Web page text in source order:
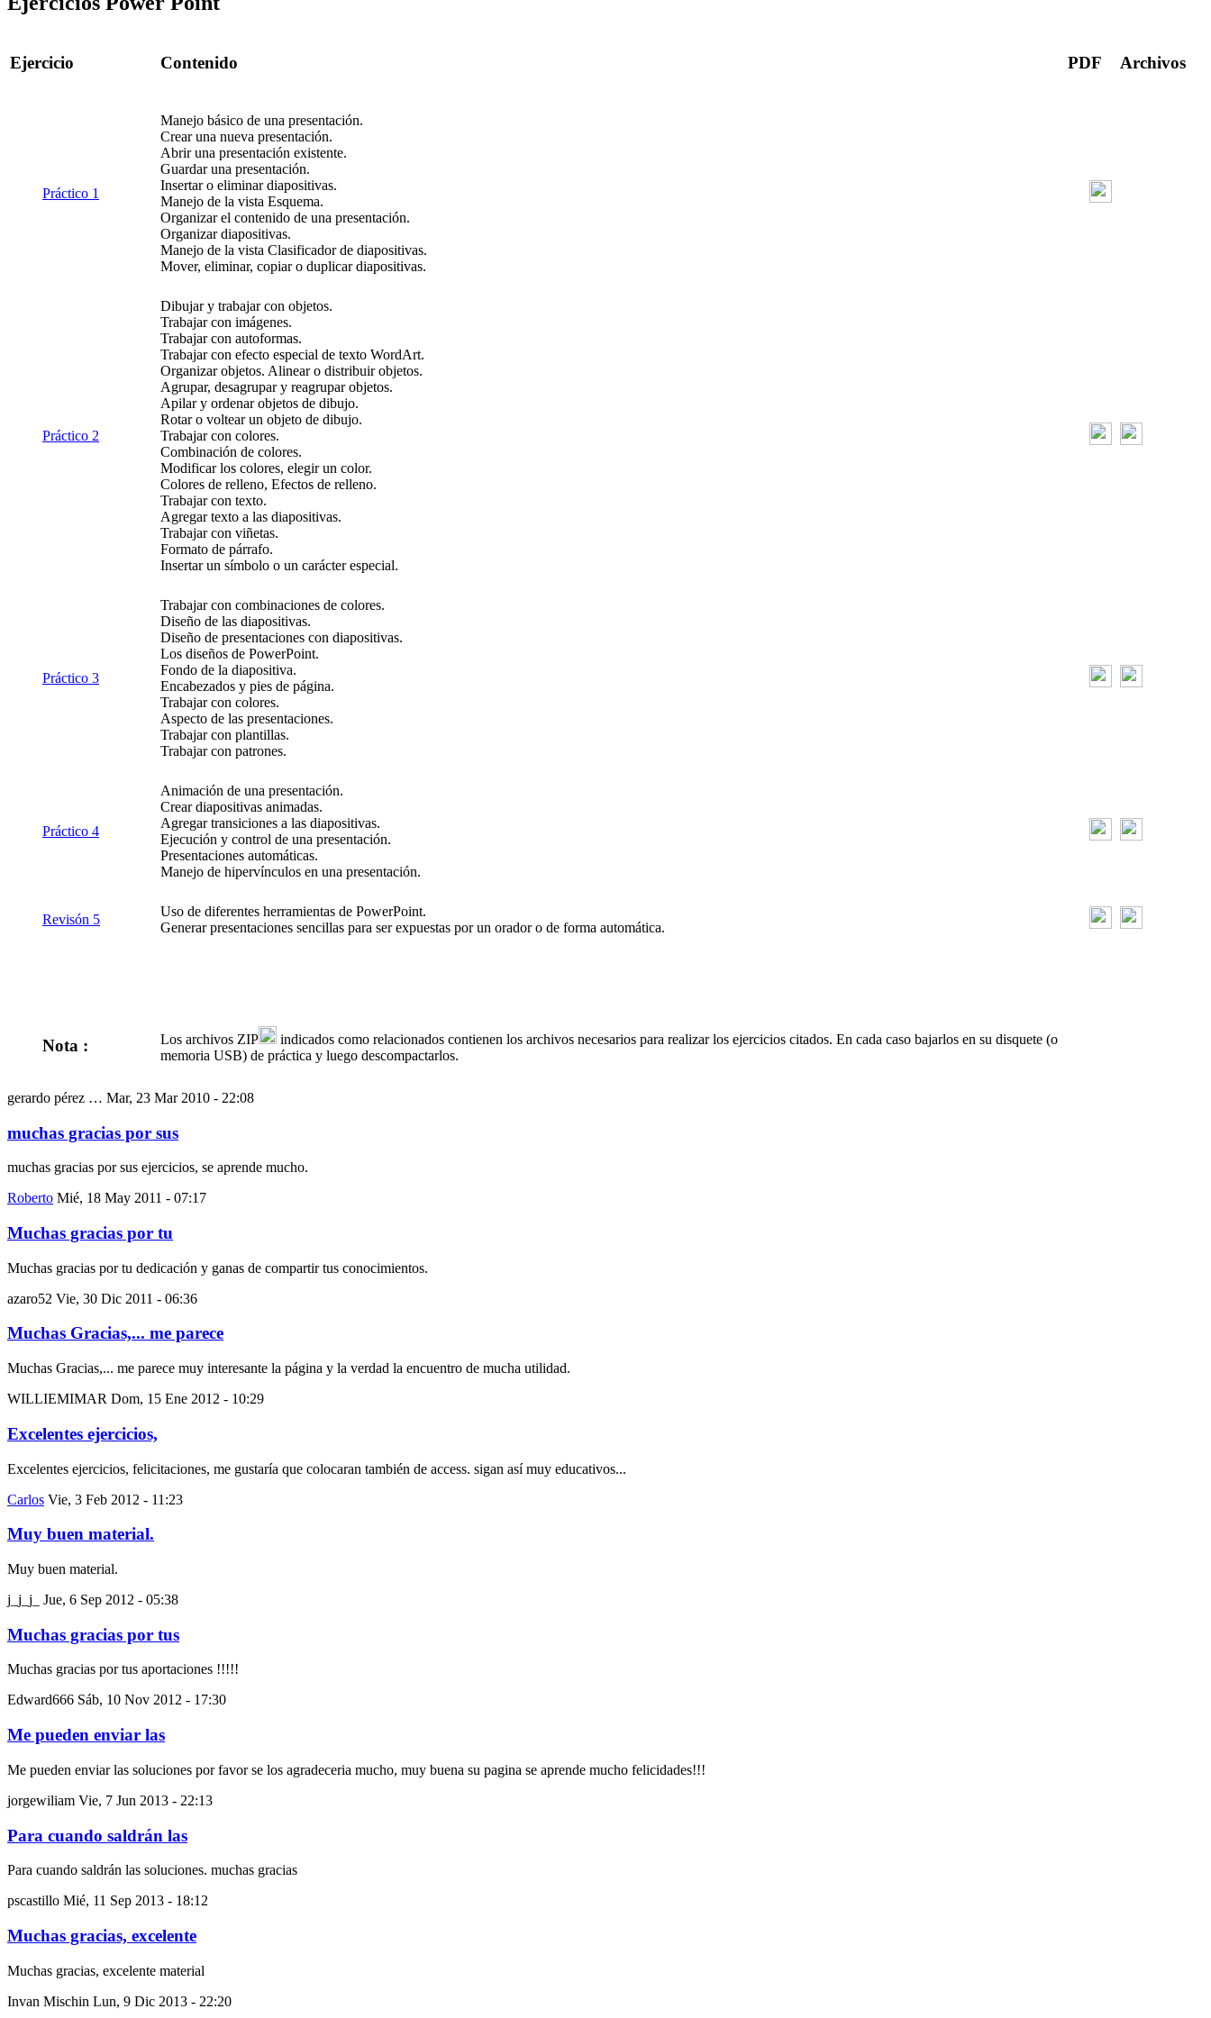
Ejercicio Contenido PDF Archivos
Práctico 1
Manejo básico de una presentación.
Crear una nueva presentación.
Abrir una presentación existente.
Guardar una presentación.
Insertar o eliminar diapositivas.
Manejo de la vista Esquema.
Organizar el contenido de una presentación.
Organizar diapositivas.
Manejo de la vista Clasificador de diapositivas.
Mover, eliminar, copiar o duplicar diapositivas.
Práctico 2
Dibujar y trabajar con objetos.
Trabajar con imágenes.
Trabajar con autoformas.
Trabajar con efecto especial de texto WordArt.
Organizar objetos. Alinear o distribuir objetos.
Agrupar, desagrupar y reagrupar objetos.
Apilar y ordenar objetos de dibujo.
Rotar o voltear un objeto de dibujo.
Trabajar con colores.
Combinación de colores.
Modificar los colores, elegir un color.
Colores de relleno, Efectos de relleno.
Trabajar con texto.
Agregar texto a las diapositivas.
Trabajar con viñetas.
Formato de párrafo.
Insertar un símbolo o un carácter especial.
Práctico 3
Trabajar con combinaciones de colores.
Diseño de las diapositivas.
Diseño de presentaciones con diapositivas.
Los diseños de PowerPoint.
Fondo de la diapositiva.
Encabezados y pies de página.
Trabajar con colores.
Aspecto de las presentaciones.
Trabajar con plantillas.
Trabajar con patrones.
Práctico 4
Animación de una presentación.
Crear diapositivas animadas.
Agregar transiciones a las diapositivas.
Ejecución y control de una presentación.
Presentaciones automáticas.
Manejo de hipervínculos en una presentación.
Revisón 5
Uso de diferentes herramientas de PowerPoint.
Generar presentaciones sencillas para ser expuestas por un orador o de forma automática.
Nota : Los archivos ZIP
indicados como relacionados contienen los archivos necesarios para realizar los ejercicios citados. En cada caso bajarlos en su disquete (o
memoria USB) de práctica y luego descompactarlos.
gerardo pérez … Mar, 23 Mar 2010 - 22:08
muchas gracias por sus
muchas gracias por sus ejercicios, se aprende mucho.
Roberto Mié, 18 May 2011 - 07:17
Muchas gracias por tu
Muchas gracias por tu dedicación y ganas de compartir tus conocimientos.
azaro52 Vie, 30 Dic 2011 - 06:36
Muchas Gracias,... me parece
Muchas Gracias,... me parece muy interesante la página y la verdad la encuentro de mucha utilidad.
WILLIEMIMAR Dom, 15 Ene 2012 - 10:29
Excelentes ejercicios,
Excelentes ejercicios, felicitaciones, me gustaría que colocaran también de access. sigan así muy educativos...
Carlos Vie, 3 Feb 2012 - 11:23
Muy buen material.
Muy buen material.
j_j_j_
Jue, 6 Sep 2012 - 05:38
Muchas gracias por tus
Muchas gracias por tus aportaciones !!!!!
Edward666 Sáb, 10 Nov 2012 - 17:30
Me pueden enviar las
Me pueden enviar las soluciones por favor se los agradeceria mucho, muy buena su pagina se aprende mucho felicidades!!!
jorgewiliam Vie, 7 Jun 2013 - 22:13
Para cuando saldrán las
Para cuando saldrán las soluciones. muchas gracias
pscastillo Mié, 11 Sep 2013 - 18:12
Muchas gracias, excelente
Muchas gracias, excelente material
Invan Mischin Lun, 9 Dic 2013 - 22:20